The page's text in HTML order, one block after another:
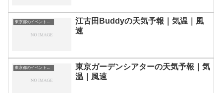
東京都のイベント会場一覧
江古田Buddyの天気予報｜気温｜風
速
東京都のイベント会場一覧
東京ガーデンシアターの天気予報｜気
温｜風速